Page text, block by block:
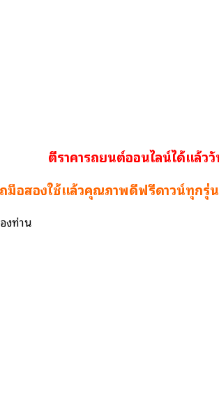
ตีราคารถยนต์ออนไลน์ได้แล้ว
มือสองใช้แล้วคุณภาพดีฟรีดาวน์ทุกรุ่น
งท่าน